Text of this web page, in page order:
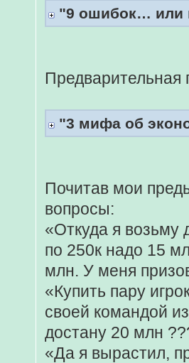
"9 ошибок… или
Предварительная
"3 мифа об
Почитав мои
вопросы:
«Откуда я возьму
по 250к надо 15
млн. У меня
«Купить пару
своей командой
достану 20 млн
«Да я вырастил,